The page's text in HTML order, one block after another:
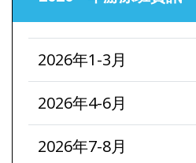
2026年1-3月
2026年4-6月
2026年7-8月